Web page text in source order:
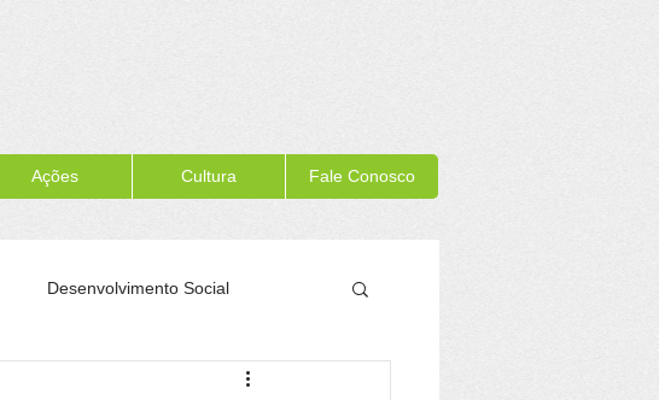
Ações Cultura Fale Conosco
Desenvolvimento Social
Memória Itacaré